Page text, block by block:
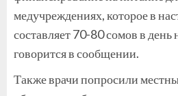
медучреждениях, которое в
составляет 70-80 сомов в день
говорится в сообщении.
Также врачи попросили